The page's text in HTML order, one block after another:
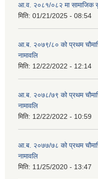
आ.व. २०८१/०८२ मा सामाजिक
मिति: 01/21/2025 - 08:54
आ.ब. २०७९/८० को प्रथम
नामावलि
मिति: 12/22/2022 - 12:14
आ.ब. २०७८/७९ को प्रथम
नामावलि
मिति: 12/22/2022 - 10:59
आ.ब. २०७७/७८ को प्रथम
नामावलि
मिति: 11/25/2020 - 13:47